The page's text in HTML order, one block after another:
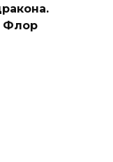
Флор